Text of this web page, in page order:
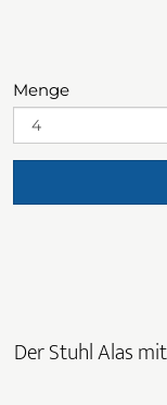
Menge
Der Stuhl Alas